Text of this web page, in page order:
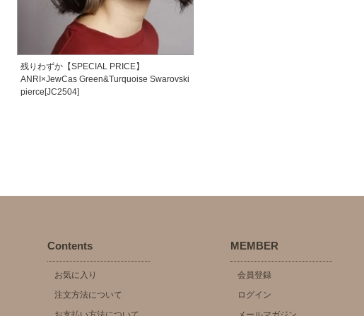
残りわずか 【SPECIAL PRICE】
ANRI×JewCas Green&Turquoise Swarovski
pierce[JC2504]
Contents
お気に入り
注文方法について
MEMBER
会員登録
ログイン